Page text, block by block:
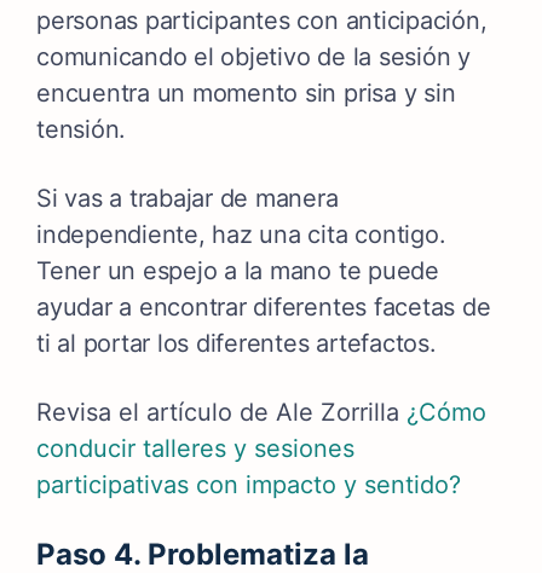
personas participantes con anticipación,
comunicando el objetivo de la sesión y
encuentra un momento sin prisa y sin
tensión.
Si vas a trabajar de manera
independiente, haz una cita contigo.
Tener un espejo a la mano te puede
ayudar a encontrar diferentes facetas de
ti al portar los diferentes artefactos.
Revisa el artículo de Ale Zorrilla ¿Cómo
conducir talleres y sesiones
participativas con impacto y sentido?
Paso 4. Problematiza la